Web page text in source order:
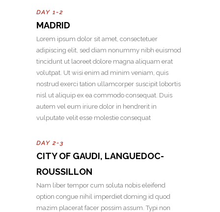
DAY 1-2
MADRID
Lorem ipsum dolor sit amet, consectetuer
adipiscing elit, sed diam nonummy nibh euismod
tincidunt ut laoreet dolore magna aliquam erat
volutpat. Ut wisi enim ad minim veniam, quis
nostrud exerci tation ullamcorper suscipit lobortis
nisl ut aliquip ex ea commodo consequat. Duis
autem vel eum iriure dolor in hendrerit in
vulputate velit esse molestie consequat
DAY 2-3
CITY OF GAUDI, LANGUEDOC-
ROUSSILLON
Nam liber tempor cum soluta nobis eleifend
option congue nihil imperdiet doming id quod
mazim placerat facer possim assum. Typi non